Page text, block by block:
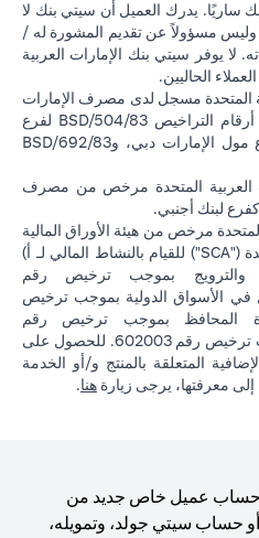
ساريًا. يدرك العميل أن سيتي بنك لا
وليس مسؤولاً عن تقديم المشورة له /
لا يوفر سيتي بنك الإمارات العربية
الحاليين.
المتحدة مسجل لدى مصرف الإمارات
العربية المتحدة المركزي بموجب أرقام التراخيص BSD/504/83 لفرع
الوصل دبي، و13/184/2019 لفرع مول الإمارات دبي، وBSD/692/83
العربية المتحدة مرخص من مصرف
لبنك أجنبي.
مرخص من هيئة الأوراق المالية
والسلع في الإمارات العربية المتحدة ("SCA") للقيام بالنشاط المالي لـ أ)
والترويج بموجب ترخيص رقم
تداول في الأسواق الدولية بموجب ترخيص
ج) إدارة المحافظ بموجب ترخيص رقم
20200000240 د) الحفظ بموجب ترخيص رقم 602003. للحصول على
المتعلقة بالمنتج و/أو الخدمة
إلى معرفتها، يرجى زيارة هنا.
حساب عميل خاص جديد من
حساب سيتي جولد، وتمويله،